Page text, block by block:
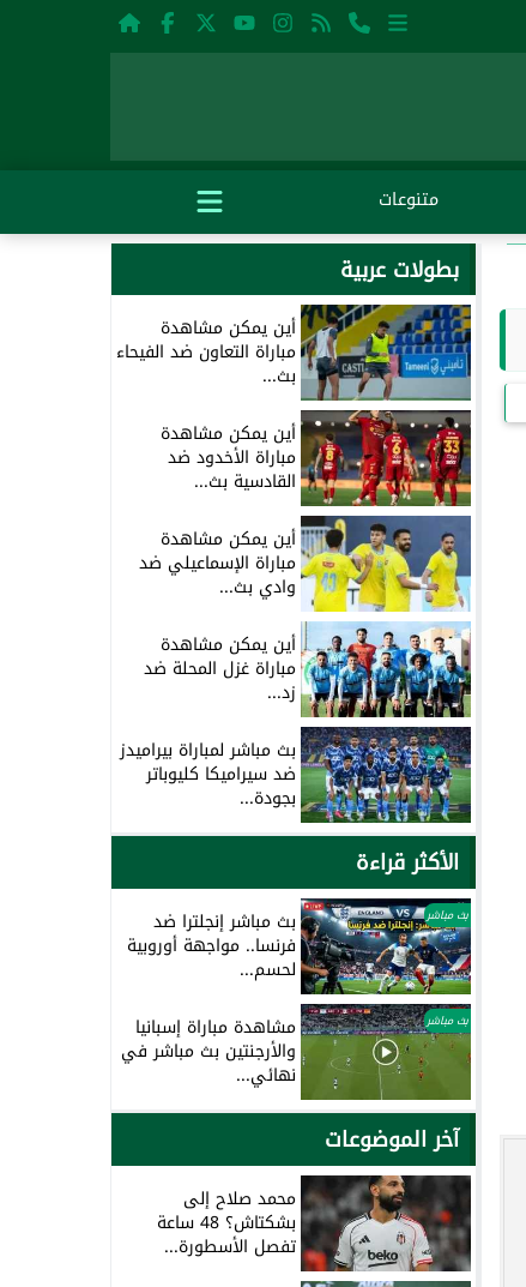
متنوعات
بطولات عربية
أين يمكن مشاهدة
مباراة التعاون ضد الفيحاء
بث...
أين يمكن مشاهدة
مباراة الأخدود ضد
القادسية بث...
أين يمكن مشاهدة
مباراة الإسماعيلي ضد
وادي بث...
أين يمكن مشاهدة
مباراة غزل المحلة ضد
زد...
بث مباشر لمباراة بيراميدز
ضد سيراميكا كليوباتر
بجودة...
الأكثر قراءة
بث مباشر بث مباشر إنجلترا ضد
فرنسا.. مواجهة أوروبية
لحسم...
بث مباشر مشاهدة مباراة إسبانيا
والأرجنتين بث مباشر في
نهائي...
آخر الموضوعات
محمد صلاح إلى
بشكتاش؟ 48 ساعة
تفصل الأسطورة...